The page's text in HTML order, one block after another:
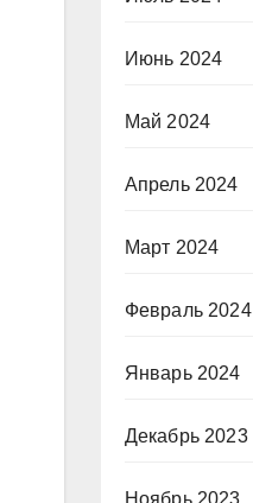
Июнь 2024
Май 2024
Апрель 2024
Март 2024
Февраль 2024
Январь 2024
Декабрь 2023
Ноябрь 2023